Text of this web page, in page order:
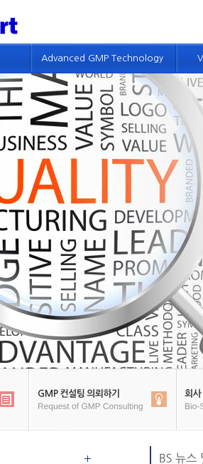
Advanced GMP Technology
GMP 기술소개
제약품질시스템 컨설팅
품질위험경영 컨설팅
GMP 진단
GMP 및 밸리데이션 교육